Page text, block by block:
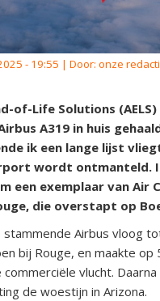
- 19:55 | Door: onze
of-Life Solutions
A319 in huis
ik een lange lijst
wordt ontmanteld.
een exemplaar van Air
die overstapt op
stammende Airbus vloog
bij Rouge, en maakte
vlucht.
de woestijn in Arizona.